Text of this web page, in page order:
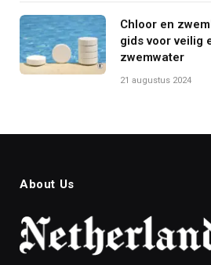
Chloor en
gids voor veilig
zwemwater
21 augustus 2024
About Us